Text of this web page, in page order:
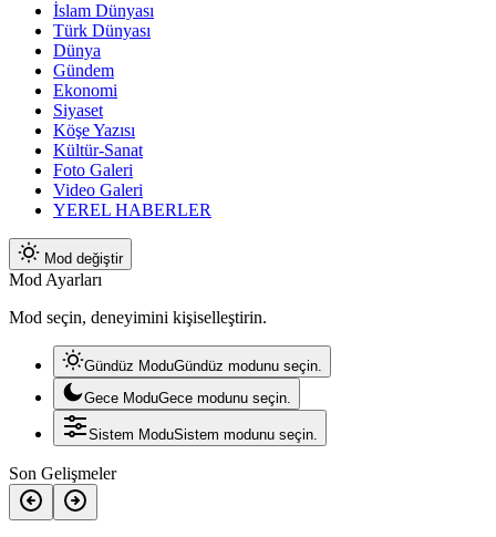
İslam Dünyası
Türk Dünyası
Dünya
Gündem
Ekonomi
Siyaset
Köşe Yazısı
Kültür-Sanat
Foto Galeri
Video Galeri
YEREL HABERLER
Mod değiştir
Mod Ayarları
Mod seçin, deneyimini kişiselleştirin.
Gündüz ModuGündüz modunu seçin.
Gece ModuGece modunu seçin.
Sistem ModuSistem modunu seçin.
Son Gelişmeler